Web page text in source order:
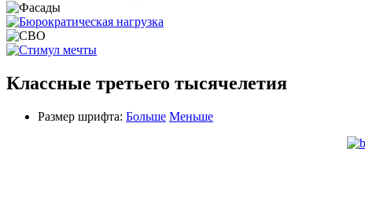
Классные третьего тысячелетия
Размер шрифта: Больше Меньше